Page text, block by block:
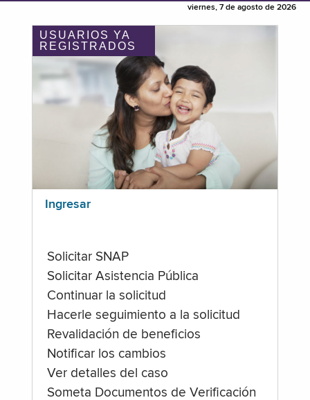
viernes, 7 de agosto de 2026
USUARIOS YA
REGISTRADOS
Ingresar
Solicitar SNAP
Solicitar Asistencia Pública
Continuar la solicitud
Hacerle seguimiento a la solicitud
Revalidación de beneficios
Notificar los cambios
Ver detalles del caso
Someta Documentos de Verificación